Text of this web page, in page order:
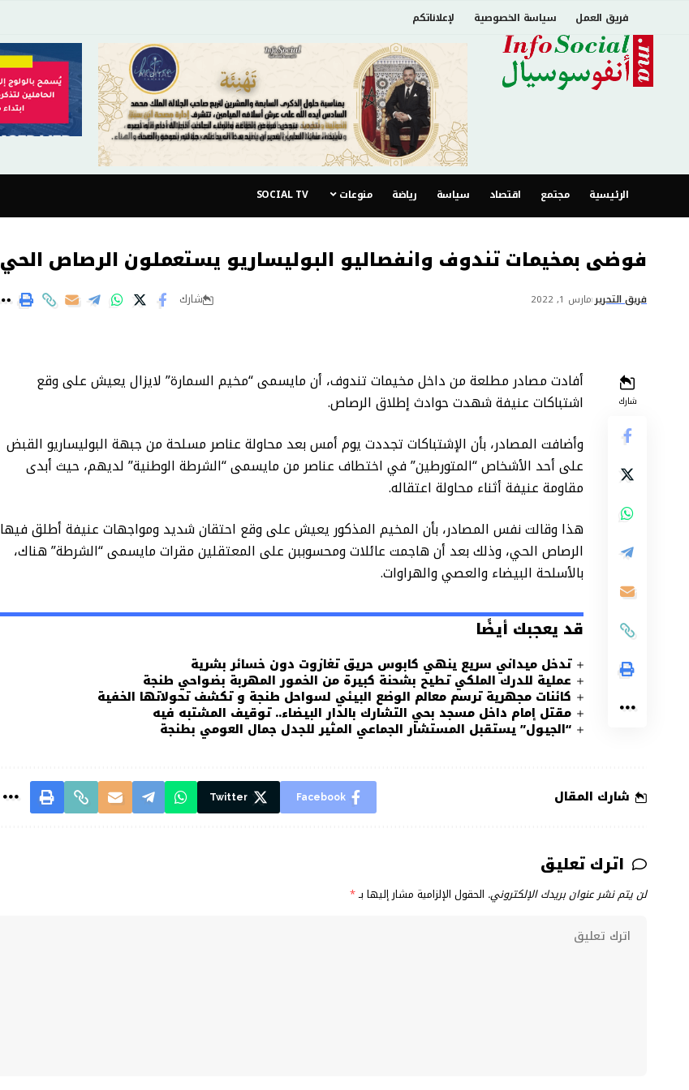
فريق العمل سياسة الخصوصية لإعلاناتكم
الرئيسية مجتمع اقتصاد سياسة رياضة منوعات SOCIAL TV
فوضى بمخيمات تندوف وانفصاليو البوليساريو يستعملون الرصاص الحي
فريق التحرير مارس 1, 2022 شارك
شارك
أفادت مصادر مطلعة من داخل مخيمات تندوف، أن مايسمى “مخيم السمارة” لايزال يعيش على وقع
اشتباكات عنيفة شهدت حوادث إطلاق الرصاص.
وأضافت المصادر، بأن الإشتباكات تجددت يوم أمس بعد محاولة عناصر مسلحة من جبهة البوليساريو القبض
على أحد الأشخاص “المتورطين” في اختطاف عناصر من مايسمى “الشرطة الوطنية” لديهم، حيث أبدى
مقاومة عنيفة أثناء محاولة اعتقاله.
هذا وقالت نفس المصادر، بأن المخيم المذكور يعيش على وقع احتقان شديد ومواجهات عنيفة أطلق فيها
الرصاص الحي، وذلك بعد أن هاجمت عائلات ومحسوببن على المعتقلين مقرات مايسمى “الشرطة” هناك،
بالأسلحة البيضاء والعصي والهراوات.
قد يعجبك أيضًا
تدخل ميداني سريع ينهي كابوس حريق تغازوت دون خسائر بشرية
عملية للدرك الملكي تطيح بشحنة كبيرة من الخمور المهربة بضواحي طنجة
كائنات مجهرية ترسم معالم الوضع البيئي لسواحل طنجة و تكشف تحولاتها الخفية
مقتل إمام داخل مسجد بحي التشارك بالدار البيضاء.. توقيف المشتبه فيه
“الجيول” يستقبل المستشار الجماعي المثير للجدل جمال العومي بطنجة
شارك المقال Facebook
Twitter
اترك تعليق
لن يتم نشر عنوان بريدك الإلكتروني. الحقول الإلزامية مشار إليها بـ*